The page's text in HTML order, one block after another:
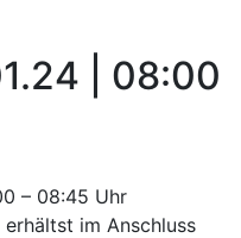
| 08:00
– 08:45 Uhr
im Anschluss